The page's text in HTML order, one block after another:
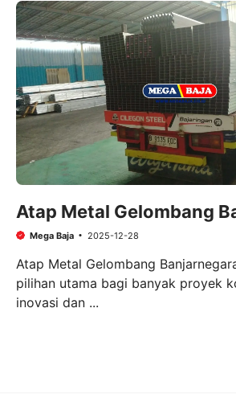
Atap Metal Gelombang
Mega Baja 2025-12-28
Atap Metal Gelombang
pilihan utama bagi banyak proyek
inovasi dan ...